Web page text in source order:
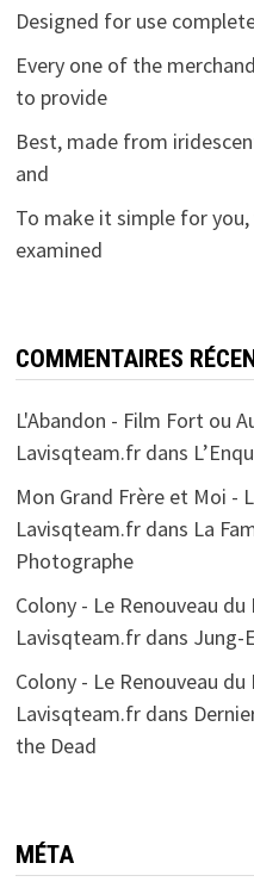
Designed for use
Every one of the
to provide
Best, made from
and
To make it simple for
examined
COMMENTAIRES
L'Abandon - Film Fort ou
Lavisqteam.frdans
Mon Grand Frère et Moi -
Lavisqteam.frdans La
Photographe
Colony - Le Renouveau
Lavisqteam.frdans Jung-E
Colony - Le Renouveau
Lavisqteam.frdans
the Dead
MÉTA